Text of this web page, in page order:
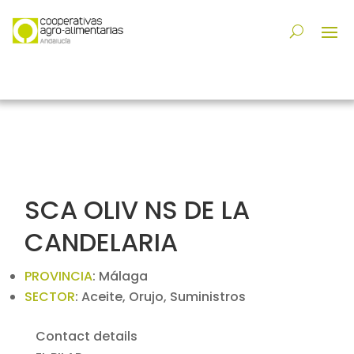
SCA OLIV NS DE LA
CANDELARIA
PROVINCIA: Málaga
SECTOR: Aceite, Orujo, Suministros
Contact details